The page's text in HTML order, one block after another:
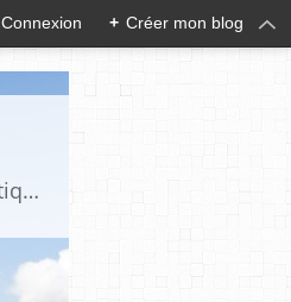
Connexion + Créer mon blog
Blog destiné à commenter l'actualité, politique, économique, culturelle, sportive, etc, dans un esprit de critique philosophique, d'esprit chrétien et français.La collaboration des lecteurs est souhaitée, de même que la courtoisie, et l'esprit de tolérance.